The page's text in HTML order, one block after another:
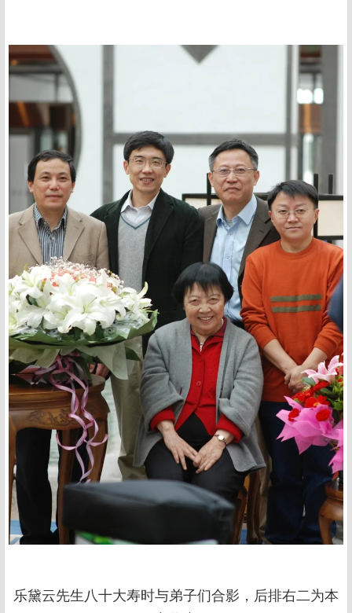
乐黛云先生八十大寿时与弟子们合影，后排右二为本